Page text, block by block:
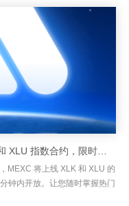
MEXC 将上线 XLK 和 XLU 的
钟内开放。让您随时掌握热门